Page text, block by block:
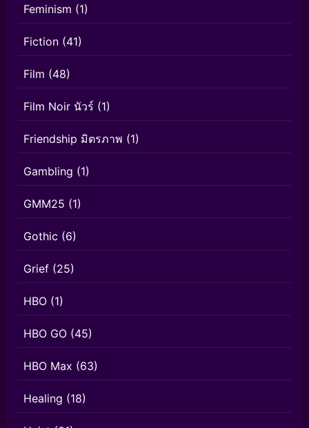
Feminism (1)
Fiction (41)
Film (48)
Film Noir นัวร์ (1)
Friendship มิตรภาพ (1)
Gambling (1)
GMM25 (1)
Gothic (6)
Grief (25)
HBO (1)
HBO GO (45)
HBO Max (63)
Healing (18)